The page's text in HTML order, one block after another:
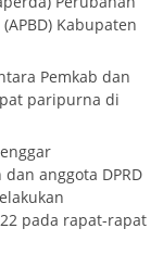
Kabupaten
Pemkab dan
paripurna di
anggota DPRD
pada rapat-rapat